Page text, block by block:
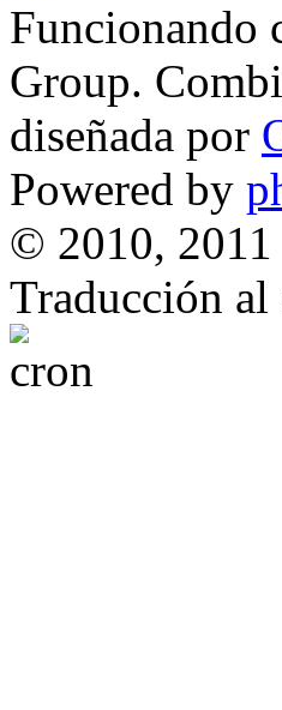
Funcionando
Group.
diseñada por
Powered by
© 2010, 2011
Traducción al